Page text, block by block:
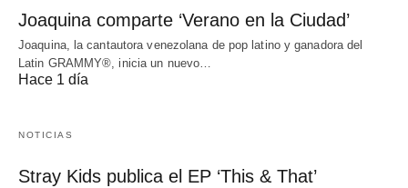
Joaquina comparte ‘Verano en la Ciudad’
Joaquina, la cantautora venezolana de pop latino y ganadora del
Latin GRAMMY®, inicia un nuevo…
Hace 1 día
NOTICIAS
Stray Kids publica el EP ‘This & That’